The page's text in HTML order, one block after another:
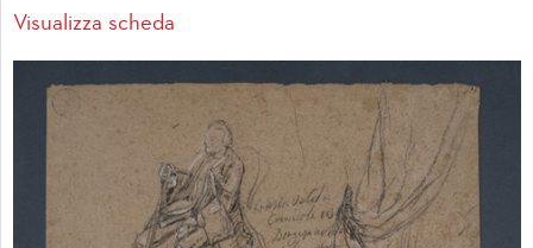
Visualizza scheda